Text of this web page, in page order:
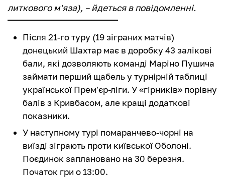
литкового м'яза), – йдеться в повідомленні.
Після 21-го туру (19 зіграних матчів)
донецький Шахтар має в доробку 43 залікові
бали, які дозволяють команді Маріно Пушича
займати перший щабель у турнірній таблиці
української Прем'єр-ліги. У «гірників» порівну
балів з Кривбасом, але кращі додаткові
показники.
У наступному турі помаранчево-чорні на
виїзді зіграють проти київської Оболоні.
Поєдинок заплановано на 30 березня.
Початок гри о 13:00.